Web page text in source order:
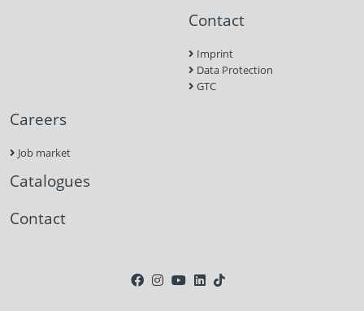
Contact
Imprint
Data Protection
GTC
Careers
Job market
Catalogues
Contact